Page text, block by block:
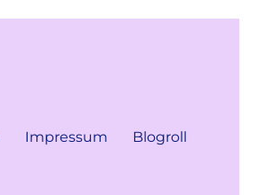
Impressum Blogroll